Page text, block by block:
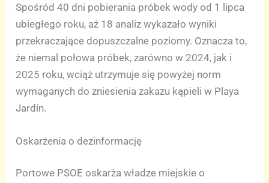
Spośród 40 dni pobierania próbek wody od 1 lipca
ubiegłego roku, aż 18 analiz wykazało wyniki
przekraczające dopuszczalne poziomy. Oznacza to,
że niemal połowa próbek, zarówno w 2024, jak i
2025 roku, wciąż utrzymuje się powyżej norm
wymaganych do zniesienia zakazu kąpieli w Playa
Jardín.
Oskarżenia o dezinformację
Portowe PSOE oskarża władze miejskie o